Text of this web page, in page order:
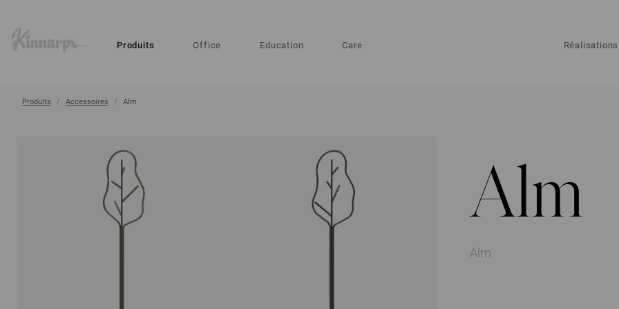
Produits Office Education Care
Produits Accessoires Alm
Alm
Alm